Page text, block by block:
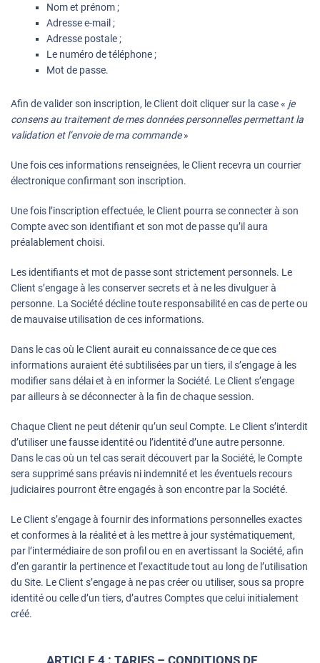
Nom et prénom ;
Adresse e-mail ;
Adresse postale ;
Le numéro de téléphone ;
Mot de passe.
Afin de valider son inscription, le Client doit cliquer sur la case « je
consens au traitement de mes données personnelles permettant la
validation et l’envoie de ma commande»
Une fois ces informations renseignées, le Client recevra un courrier
électronique confirmant son inscription.
Une fois l’inscription effectuée, le Client pourra se connecter à son
Compte avec son identifiant et son mot de passe qu’il aura
préalablement choisi.
Les identifiants et mot de passe sont strictement personnels. Le
Client s’engage à les conserver secrets et à ne les divulguer à
personne. La Société décline toute responsabilité en cas de perte ou
de mauvaise utilisation de ces informations.
Dans le cas où le Client aurait eu connaissance de ce que ces
informations auraient été subtilisées par un tiers, il s’engage à les
modifier sans délai et à en informer la Société. Le Client s’engage
par ailleurs à se déconnecter à la fin de chaque session.
Chaque Client ne peut détenir qu’un seul Compte. Le Client s’interdit
d’utiliser une fausse identité ou l’identité d’une autre personne.
Dans le cas où un tel cas serait découvert par la Société, le Compte
sera supprimé sans préavis ni indemnité et les éventuels recours
judiciaires pourront être engagés à son encontre par la Société.
Le Client s’engage à fournir des informations personnelles exactes
et conformes à la réalité et à les mettre à jour systématiquement,
par l’intermédiaire de son profil ou en en avertissant la Société, afin
d’en garantir la pertinence et l’exactitude tout au long de l’utilisation
du Site. Le Client s’engage à ne pas créer ou utiliser, sous sa propre
identité ou celle d’un tiers, d’autres Comptes que celui initialement
créé.